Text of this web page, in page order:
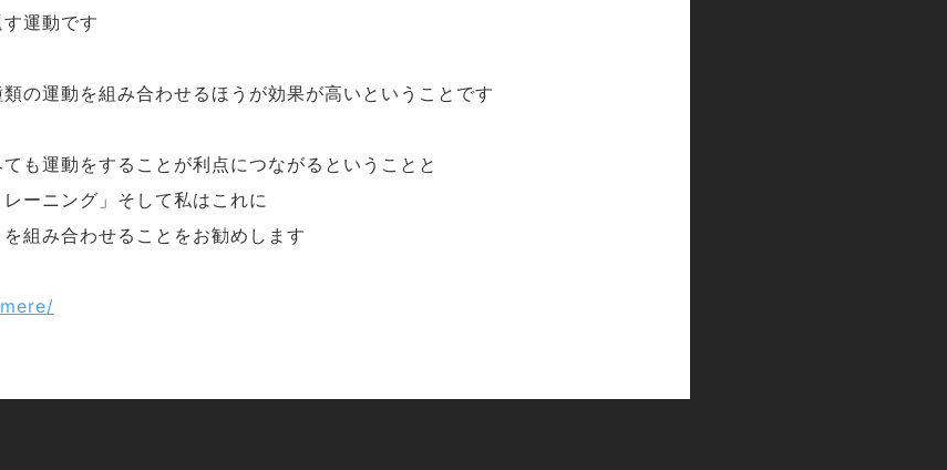
運動です
の運動を組み合わせるほうが効果が高いということです
も運動をすることが利点につながるということと
ーニング」そして私はこれに
組み合わせることをお勧めします